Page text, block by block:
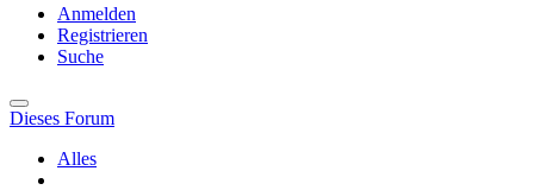
Anmelden
Registrieren
Suche
Dieses Forum
Alles